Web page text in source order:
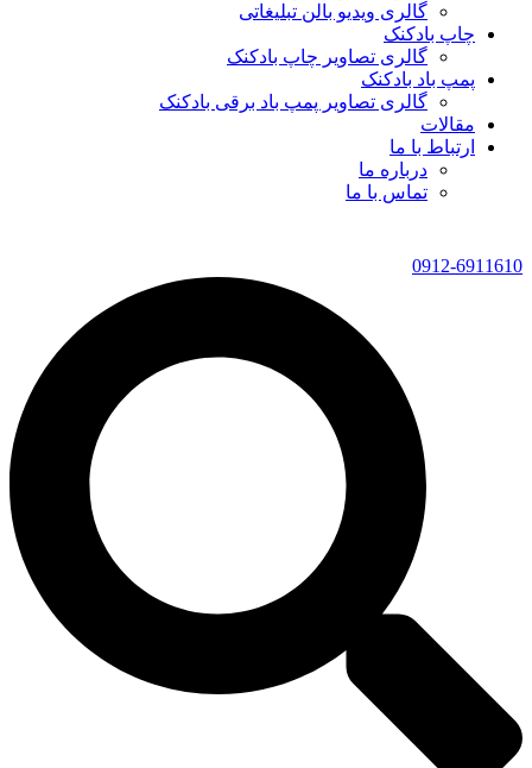
گالری ویدیو بالن تبلیغاتی
چاپ بادکنک
گالری تصاویر چاپ بادکنک
پمپ باد بادکنک
گالری تصاویر پمپ باد برقی بادکنک
مقالات
ارتباط با ما
درباره ما
تماس با ما
0912-6911610